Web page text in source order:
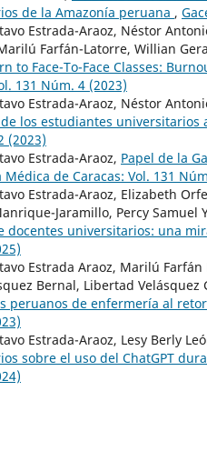
de la Amazonía peruana ,
Estrada-Araoz, Néstor
Farfán-Latorre, Willian
to Face-To-Face Classes:
131 Núm. 4 (2023)
Estrada-Araoz, Néstor
los estudiantes universitarios
(2023)
Estrada-Araoz, Papel de la
Médica de Caracas: Vol. 131
Estrada-Araoz, Elizabeth
Jaramillo, Percy Samuel
docentes universitarios: una
Estrada Araoz, Marilú
Bernal, Libertad
peruanos de enfermería al
Estrada-Araoz, Lesy Berly
sobre el uso del ChatGPT